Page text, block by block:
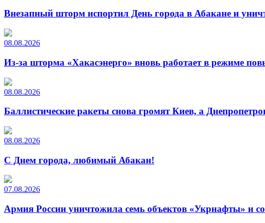
Внезапный шторм испортил День города в Абакане и
08.08.2026
Из-за шторма «Хакасэнерго» вновь работает в режиме
08.08.2026
Баллистические ракеты снова громят Киев, а
08.08.2026
С Днем города, любимый Абакан!
07.08.2026
Армия России уничтожила семь объектов «Укрнафты» и